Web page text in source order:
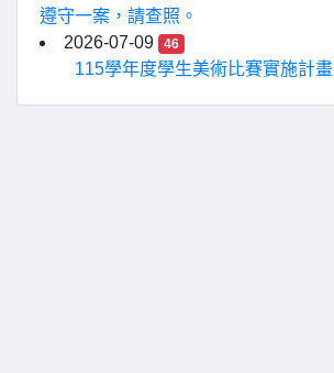
遵守一案，請查照。
2026-07-09
46
115學年度學生美術比賽實施計畫